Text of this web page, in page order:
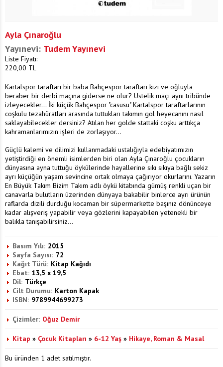
Ayla Çınaroğlu
Yayınevi: Tudem Yayınevi
Liste Fiyatı:
220,00 TL
Kartalspor taraftarı bir baba Bahçespor taraftarı kızı ve oğluyla
beraber bir derbi maçına giderse ne olur? Üstelik maçı aynı tribünde
izleyecekler... İki küçük Bahçespor "casusu" Kartalspor taraftarlarının
coşkulu tezahüratları arasında tuttukları takımın gol heyecanını nasıl
saklayabilecekler dersiniz? Atılan her golde stattaki coşku arttıkça
kahramanlarımızın işleri de zorlaşıyor...
Güçlü kalemi ve dilimizi kullanmadaki ustalığıyla edebiyatımızın
yetiştirdiği en önemli isimlerden biri olan Ayla Çınaroğlu çocukların
dünyasına ayna tuttuğu öykülerinde hayallerine sıkı sıkıya bağlı sekiz
ayrı küçüğün yaşam sevincine ortak olmaya çağırıyor okurlarını. Yazarın
En Büyük Takım Bizim Takım adlı öykü kitabında gümüş renkli uçan bir
canavarla bulutların üzerinden dünyaya bakabilir binlerce ayrı ürünün
raflarda dizili durduğu kocaman bir süpermarkette başınız dönünceye
kadar alışveriş yapabilir veya gözlerini kapayabilen yetenekli bir
balıkla tanışabilirsiniz...
Basım Yılı: 2015
Sayfa Sayısı: 72
Kağıt Türü: Kitap Kağıdı
Ebat: 13,5 x 19,5
Dil: Türkçe
Cilt Durumu: Karton Kapak
ISBN: 9789944699273
Çizimler: Oğuz Demir
Kitap » Çocuk Kitapları » 6-12 Yaş » Hikaye, Roman & Masal
Bu üründen 1 adet satılmıştır.